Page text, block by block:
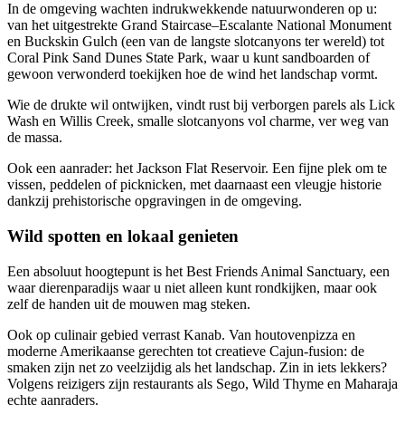
In de omgeving wachten indrukwekkende natuurwonderen op u:
van het uitgestrekte Grand Staircase–Escalante National Monument
en Buckskin Gulch (een van de langste slotcanyons ter wereld) tot
Coral Pink Sand Dunes State Park, waar u kunt sandboarden of
gewoon verwonderd toekijken hoe de wind het landschap vormt.
Wie de drukte wil ontwijken, vindt rust bij verborgen parels als Lick
Wash en Willis Creek, smalle slotcanyons vol charme, ver weg van
de massa.
Ook een aanrader: het Jackson Flat Reservoir. Een fijne plek om te
vissen, peddelen of picknicken, met daarnaast een vleugje historie
dankzij prehistorische opgravingen in de omgeving.
Wild spotten en lokaal genieten
Een absoluut hoogtepunt is het Best Friends Animal Sanctuary, een
waar dierenparadijs waar u niet alleen kunt rondkijken, maar ook
zelf de handen uit de mouwen mag steken.
Ook op culinair gebied verrast Kanab. Van houtovenpizza en
moderne Amerikaanse gerechten tot creatieve Cajun-fusion: de
smaken zijn net zo veelzijdig als het landschap. Zin in iets lekkers?
Volgens reizigers zijn restaurants als Sego, Wild Thyme en Maharaja
echte aanraders.